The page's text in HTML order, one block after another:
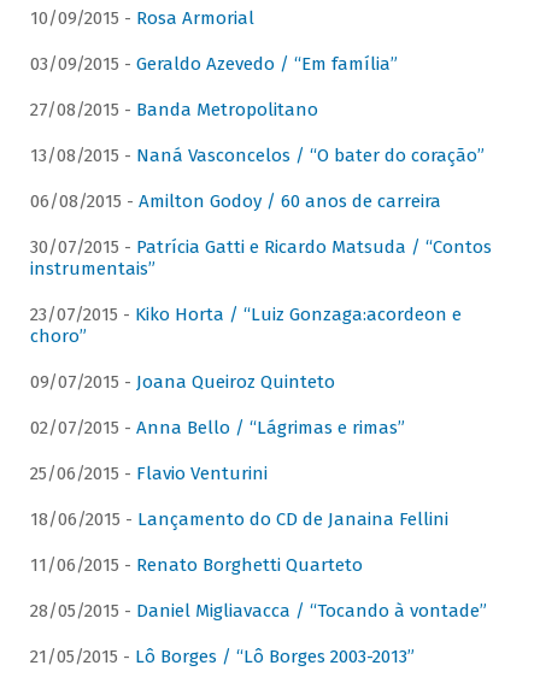
10/09/2015 - Rosa Armorial
03/09/2015 - Geraldo Azevedo / “Em família”
27/08/2015 - Banda Metropolitano
13/08/2015 - Naná Vasconcelos / “O bater do coração”
06/08/2015 - Amilton Godoy / 60 anos de carreira
30/07/2015 - Patrícia Gatti e Ricardo Matsuda / “Contos
instrumentais”
23/07/2015 - Kiko Horta / “Luiz Gonzaga:acordeon e
choro”
09/07/2015 - Joana Queiroz Quinteto
02/07/2015 - Anna Bello / “Lágrimas e rimas”
25/06/2015 - Flavio Venturini
18/06/2015 - Lançamento do CD de Janaina Fellini
11/06/2015 - Renato Borghetti Quarteto
28/05/2015 - Daniel Migliavacca / “Tocando à vontade”
21/05/2015 - Lô Borges / “Lô Borges 2003-2013”